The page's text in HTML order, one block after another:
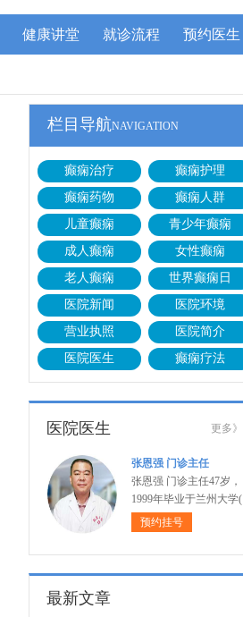
健康讲堂 就诊流程 预约医生
栏目导航NAVIGATION
癫痫治疗
癫痫护理
癫痫药物
癫痫人群
儿童癫痫
青少年癫痫
成人癫痫
女性癫痫
老人癫痫
世界癫痫日
医院新闻
医院环境
营业执照
医院简介
医院医生
癫痫疗法
医院医生 更多》
张恩强 门诊主任
张恩强 门诊主任47岁，
1999年毕业于兰州大学(
预约挂号
最新文章